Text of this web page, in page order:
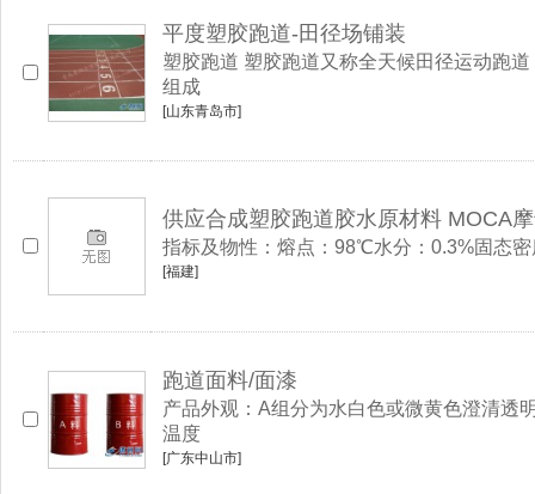
平度塑胶跑道-田径场铺装
塑胶跑道 塑胶跑道又称全天候田径运动跑
组成
[山东青岛市]
供应合成塑胶跑道胶水原材料 MOCA
指标及物性：熔点：98℃水分：0.3%固态
[福建]
跑道面料/面漆
产品外观：A组分为水白色或微黄色澄清透
温度
[广东中山市]